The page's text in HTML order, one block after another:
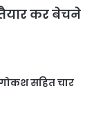
कर बेचने
सहित चार